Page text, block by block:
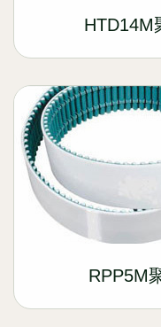
HTD14M
RPP5M